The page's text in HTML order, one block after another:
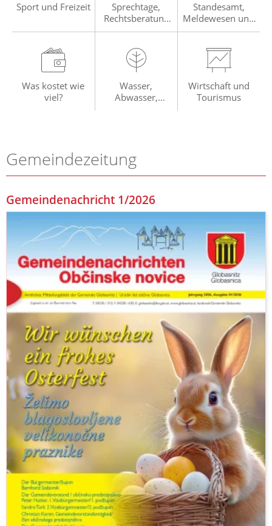
Sport und Freizeit
Sprechtage,
Rechtsberatung
und sonstige
Standesamt,
Meldewesen und
Wahlen
Was kostet wie
viel?
Wasser,
Abwasser,
Wirtschaft und
Tourismus
Gemeindezeitung
Gemeindenachricht 1/2026